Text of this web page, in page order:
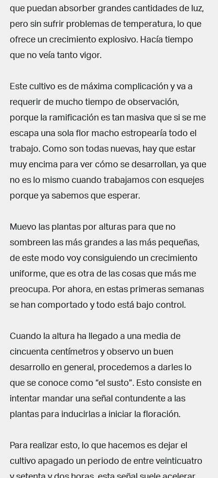
que puedan absorber grandes cantidades de luz,
pero sin sufrir problemas de temperatura, lo que
ofrece un crecimiento explosivo. Hacía tiempo
que no veía tanto vigor.
Este cultivo es de máxima complicación y va a
requerir de mucho tiempo de observación,
porque la ramificación es tan masiva que si se me
escapa una sola flor macho estropearía todo el
trabajo. Como son todas nuevas, hay que estar
muy encima para ver cómo se desarrollan, ya que
no es lo mismo cuando trabajamos con esquejes
porque ya sabemos que esperar.
Muevo las plantas por alturas para que no
sombreen las más grandes a las más pequeñas,
de este modo voy consiguiendo un crecimiento
uniforme, que es otra de las cosas que más me
preocupa. Por ahora, en estas primeras semanas
se han comportado y todo está bajo control.
Cuando la altura ha llegado a una media de
cincuenta centímetros y observo un buen
desarrollo en general, procedemos a darles lo
que se conoce como “el susto”. Esto consiste en
intentar mandar una señal contundente a las
plantas para inducirlas a iniciar la floración.
Para realizar esto, lo que hacemos es dejar el
cultivo apagado un periodo de entre veinticuatro